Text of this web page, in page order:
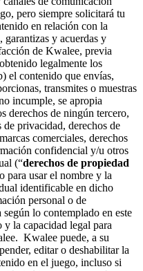
pero siempre solicitará tu
en relación con la
y acuerdas y
de Kwalee, previa
legalmente los
el contenido que envías,
transmites o muestras
incumple, se apropia
derechos de ningún tercero,
privacidad, derechos de
comerciales, derechos
confidencial y/u otros
(“derechos de propiedad
para usar el nombre y la
identificable en dicho
personal o de
lo contemplado en este
y la capacidad legal para
Kwalee puede, a su
editar o deshabilitar la
en el juego, incluso si